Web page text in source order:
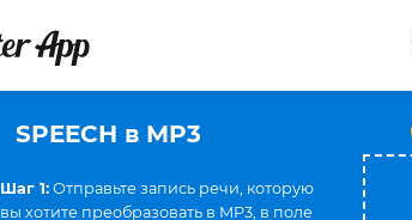
SPEECH в MP3
Шаг 1: Отправьте запись речи, которую
вы хотите преобразовать в MP3, в поле